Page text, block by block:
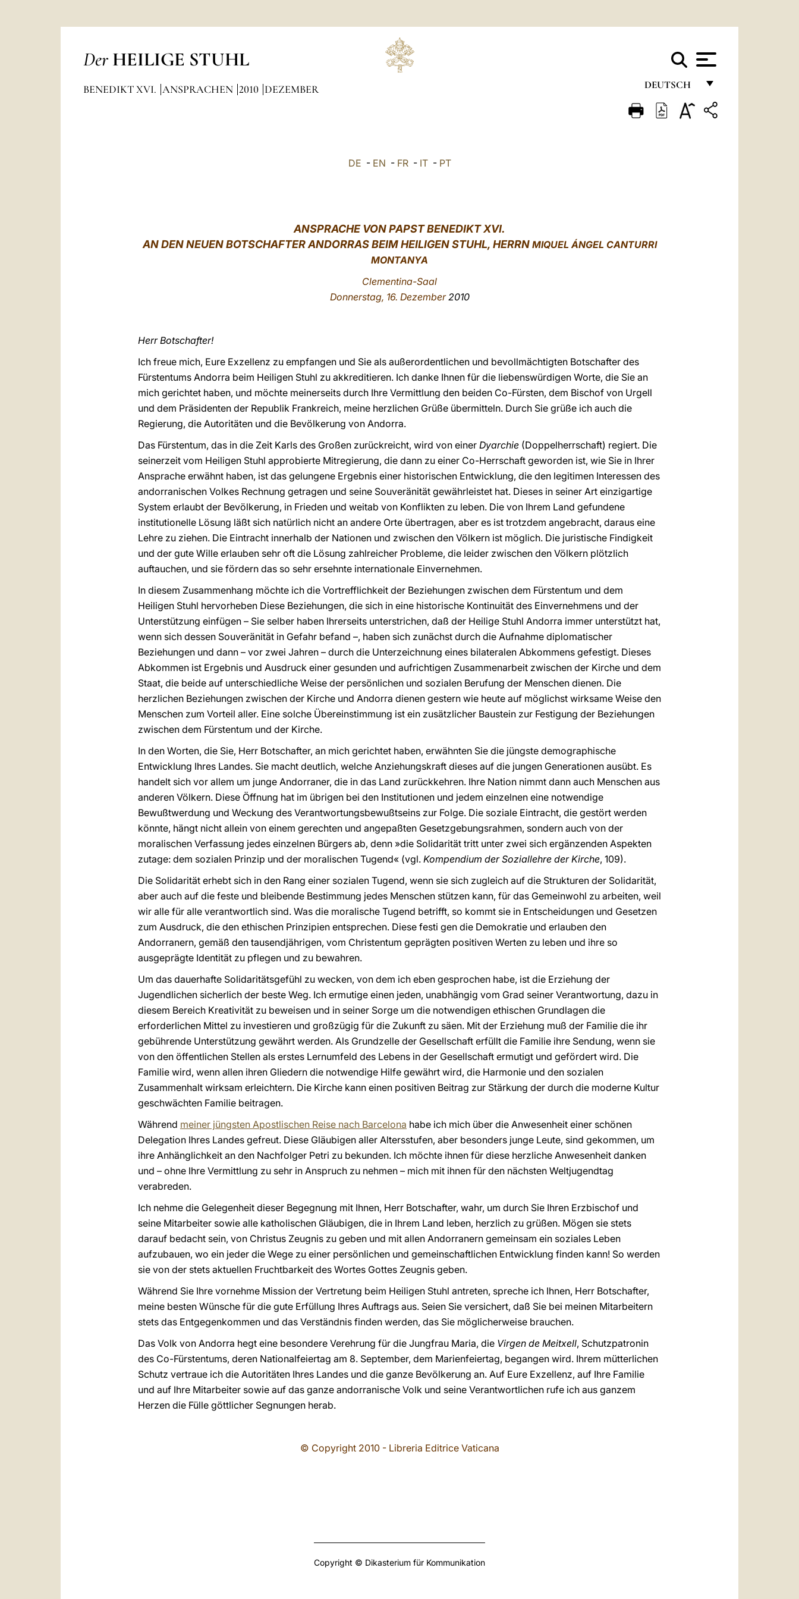
Der HEILIGE STUHL
DEUTSCH
FRANÇAIS
POLSKI
BENEDIKT XVI. ANSPRACHEN 2010 DEZEMBER
DE - EN - FR- IT- PT
ANSPRACHE VON PAPST BENEDIKT XVI.
AN DEN NEUEN BOTSCHAFTER ANDORRAS BEIM HEILIGEN STUHL, HERRN MIQUEL ÁNGEL CANTURRI
MONTANYA
Clementina-Saal
Donnerstag, 16. Dezember2010
Herr Botschafter!
Ich freue mich, Eure Exzellenz zu empfangen und Sie als außerordentlichen und bevollmächtigten Botschafter des
Fürstentums Andorra beim Heiligen Stuhl zu akkreditieren. Ich danke Ihnen für die liebenswürdigen Worte, die Sie an
mich gerichtet haben, und möchte meinerseits durch Ihre Vermittlung den beiden Co-Fürsten, dem Bischof von Urgell
und dem Präsidenten der Republik Frankreich, meine herzlichen Grüße übermitteln. Durch Sie grüße ich auch die
Regierung, die Autoritäten und die Bevölkerung von Andorra.
Das Fürstentum, das in die Zeit Karls des Großen zurückreicht, wird von einer Dyarchie (Doppelherrschaft) regiert. Die
seinerzeit vom Heiligen Stuhl approbierte Mitregierung, die dann zu einer Co-Herrschaft geworden ist, wie Sie in Ihrer
Ansprache erwähnt haben, ist das gelungene Ergebnis einer historischen Entwicklung, die den legitimen Interessen des
andorranischen Volkes Rechnung getragen und seine Souveränität gewährleistet hat. Dieses in seiner Art einzigartige
System erlaubt der Bevölkerung, in Frieden und weitab von Konflikten zu leben. Die von Ihrem Land gefundene
institutionelle Lösung läßt sich natürlich nicht an andere Orte übertragen, aber es ist trotzdem angebracht, daraus eine
Lehre zu ziehen. Die Eintracht innerhalb der Nationen und zwischen den Völkern ist möglich. Die juristische Findigkeit
und der gute Wille erlauben sehr oft die Lösung zahlreicher Probleme, die leider zwischen den Völkern plötzlich
auftauchen, und sie fördern das so sehr ersehnte internationale Einvernehmen.
In diesem Zusammenhang möchte ich die Vortrefflichkeit der Beziehungen zwischen dem Fürstentum und dem
Heiligen Stuhl hervorheben Diese Beziehungen, die sich in eine historische Kontinuität des Einvernehmens und der
Unterstützung einfügen – Sie selber haben Ihrerseits unterstrichen, daß der Heilige Stuhl Andorra immer unterstützt hat,
wenn sich dessen Souveränität in Gefahr befand –, haben sich zunächst durch die Aufnahme diplomatischer
Beziehungen und dann – vor zwei Jahren – durch die Unterzeichnung eines bilateralen Abkommens gefestigt. Dieses
Abkommen ist Ergebnis und Ausdruck einer gesunden und aufrichtigen Zusammenarbeit zwischen der Kirche und dem
Staat, die beide auf unterschiedliche Weise der persönlichen und sozialen Berufung der Menschen dienen. Die
herzlichen Beziehungen zwischen der Kirche und Andorra dienen gestern wie heute auf möglichst wirksame Weise den
Menschen zum Vorteil aller. Eine solche Übereinstimmung ist ein zusätzlicher Baustein zur Festigung der Beziehungen
zwischen dem Fürstentum und der Kirche.
In den Worten, die Sie, Herr Botschafter, an mich gerichtet haben, erwähnten Sie die jüngste demographische
Entwicklung Ihres Landes. Sie macht deutlich, welche Anziehungskraft dieses auf die jungen Generationen ausübt. Es
handelt sich vor allem um junge Andorraner, die in das Land zurückkehren. Ihre Nation nimmt dann auch Menschen aus
anderen Völkern. Diese Öffnung hat im übrigen bei den Institutionen und jedem einzelnen eine notwendige
Bewußtwerdung und Weckung des Verantwortungsbewußtseins zur Folge. Die soziale Eintracht, die gestört werden
könnte, hängt nicht allein von einem gerechten und angepaßten Gesetzgebungsrahmen, sondern auch von der
moralischen Verfassung jedes einzelnen Bürgers ab, denn »die Solidarität tritt unter zwei sich ergänzenden Aspekten
zutage: dem sozialen Prinzip und der moralischen Tugend« (vgl. Kompendium der Soziallehre der Kirche, 109).
Die Solidarität erhebt sich in den Rang einer sozialen Tugend, wenn sie sich zugleich auf die Strukturen der Solidarität,
aber auch auf die feste und bleibende Bestimmung jedes Menschen stützen kann, für das Gemeinwohl zu arbeiten, weil
wir alle für alle verantwortlich sind. Was die moralische Tugend betrifft, so kommt sie in Entscheidungen und Gesetzen
zum Ausdruck, die den ethischen Prinzipien entsprechen. Diese festi gen die Demokratie und erlauben den
Andorranern, gemäß den tausendjährigen, vom Christentum geprägten positiven Werten zu leben und ihre so
ausgeprägte Identität zu pflegen und zu bewahren.
Um das dauerhafte Solidaritätsgefühl zu wecken, von dem ich eben gesprochen habe, ist die Erziehung der
Jugendlichen sicherlich der beste Weg. Ich ermutige einen jeden, unabhängig vom Grad seiner Verantwortung, dazu in
diesem Bereich Kreativität zu beweisen und in seiner Sorge um die notwendigen ethischen Grundlagen die
erforderlichen Mittel zu investieren und großzügig für die Zukunft zu säen. Mit der Erziehung muß der Familie die ihr
gebührende Unterstützung gewährt werden. Als Grundzelle der Gesellschaft erfüllt die Familie ihre Sendung, wenn sie
von den öffentlichen Stellen als erstes Lernumfeld des Lebens in der Gesellschaft ermutigt und gefördert wird. Die
Familie wird, wenn allen ihren Gliedern die notwendige Hilfe gewährt wird, die Harmonie und den sozialen
Zusammenhalt wirksam erleichtern. Die Kirche kann einen positiven Beitrag zur Stärkung der durch die moderne Kultur
geschwächten Familie beitragen.
Während meiner jüngsten Apostlischen Reise nach Barcelona habe ich mich über die Anwesenheit einer schönen
Delegation Ihres Landes gefreut. Diese Gläubigen aller Altersstufen, aber besonders junge Leute, sind gekommen, um
ihre Anhänglichkeit an den Nachfolger Petri zu bekunden. Ich möchte ihnen für diese herzliche Anwesenheit danken
und – ohne Ihre Vermittlung zu sehr in Anspruch zu nehmen – mich mit ihnen für den nächsten Weltjugendtag
verabreden.
Ich nehme die Gelegenheit dieser Begegnung mit Ihnen, Herr Botschafter, wahr, um durch Sie Ihren Erzbischof und
seine Mitarbeiter sowie alle katholischen Gläubigen, die in Ihrem Land leben, herzlich zu grüßen. Mögen sie stets
darauf bedacht sein, von Christus Zeugnis zu geben und mit allen Andorranern gemeinsam ein soziales Leben
aufzubauen, wo ein jeder die Wege zu einer persönlichen und gemeinschaftlichen Entwicklung finden kann! So werden
sie von der stets aktuellen Fruchtbarkeit des Wortes Gottes Zeugnis geben.
Während Sie Ihre vornehme Mission der Vertretung beim Heiligen Stuhl antreten, spreche ich Ihnen, Herr Botschafter,
meine besten Wünsche für die gute Erfüllung Ihres Auftrags aus. Seien Sie versichert, daß Sie bei meinen Mitarbeitern
stets das Entgegenkommen und das Verständnis finden werden, das Sie möglicherweise brauchen.
Das Volk von Andorra hegt eine besondere Verehrung für die Jungfrau Maria, die Virgen de Meitxell, Schutzpatronin
des Co-Fürstentums, deren Nationalfeiertag am 8. September, dem Marienfeiertag, begangen wird. Ihrem mütterlichen
Schutz vertraue ich die Autoritäten Ihres Landes und die ganze Bevölkerung an. Auf Eure Exzellenz, auf Ihre Familie
und auf Ihre Mitarbeiter sowie auf das ganze andorranische Volk und seine Verantwortlichen rufe ich aus ganzem
Herzen die Fülle göttlicher Segnungen herab.
© Copyright 2010 - Libreria Editrice Vaticana
Copyright © Dikasterium für Kommunikation